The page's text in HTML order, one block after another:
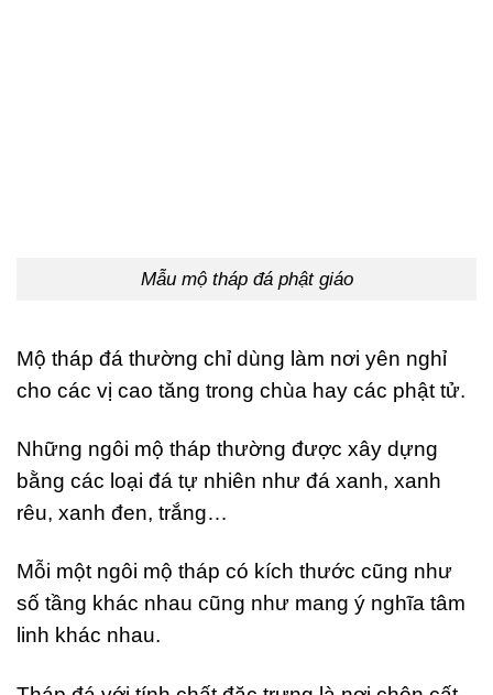
Mẫu mộ tháp đá phật giáo
Mộ tháp đá thường chỉ dùng làm nơi yên nghỉ
cho các vị cao tăng trong chùa hay các phật tử.
Những ngôi mộ tháp thường được xây dựng
bằng các loại đá tự nhiên như đá xanh, xanh
rêu, xanh đen, trắng…
Mỗi một ngôi mộ tháp có kích thước cũng như
số tầng khác nhau cũng như mang ý nghĩa tâm
linh khác nhau.